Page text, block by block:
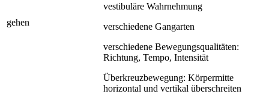
gehen
vestibuläre Wahrnehmung
verschiedene Gangarten
verschiedene Bewegungsqualitäten:
Richtung, Tempo, Intensität
Überkreuzbewegung: Körpermitte
horizontal und vertikal überschreiten